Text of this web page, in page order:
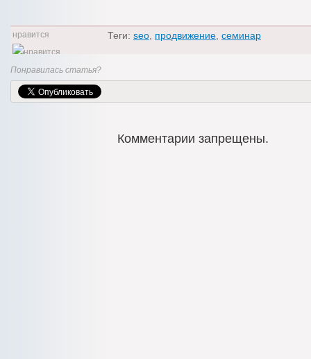
0
Теги: seo продвижение семинар
Понравилась статья?
Комментарии запрещены.